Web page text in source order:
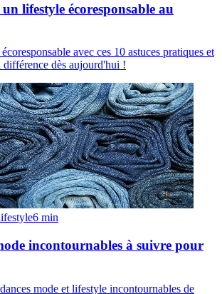
lifestyle écoresponsable au
avec ces 10 astuces pratiques et
différence dès aujourd'hui !
6 min
incontournables à suivre pour
mode et lifestyle incontournables de